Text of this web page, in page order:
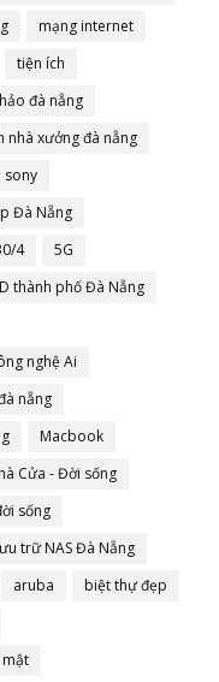
mạng internet
tiện ích
đà nẵng
nhà xưởng đà nẵng
sony
Đà Nẵng
4
5G
thành phố Đà Nẵng
nghệ Ai
nẵng
Macbook
Cửa - Đời sống
sống
trữ NAS Đà Nẵng
aruba
biệt thự đẹp